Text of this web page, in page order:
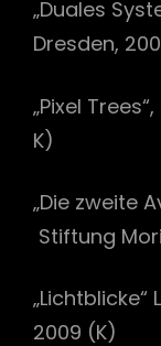
„Duales
Dresden,
„Pixel
K)
„Die zweite
Stiftung
2009 (K)